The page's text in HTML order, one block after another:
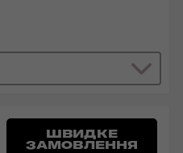
ШВИДКЕ
ЗАМОВЛЕННЯ